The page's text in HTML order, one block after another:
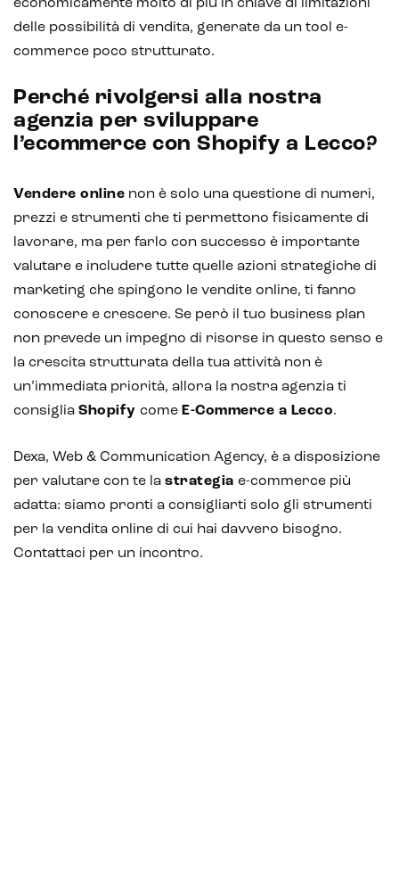
economicamente molto di più in chiave di limitazioni
delle possibilità di vendita, generate da un tool e-
commerce poco strutturato.
Perché rivolgersi alla nostra
agenzia per sviluppare
l’ecommerce con Shopify a Lecco?
Vendere online non è solo una questione di numeri,
prezzi e strumenti che ti permettono fisicamente di
lavorare, ma per farlo con successo è importante
valutare e includere tutte quelle azioni strategiche di
marketing che spingono le vendite online, ti fanno
conoscere e crescere. Se però il tuo business plan
non prevede un impegno di risorse in questo senso e
la crescita strutturata della tua attività non è
un’immediata priorità, allora la nostra agenzia ti
consiglia Shopify come E-Commerce a Lecco.
Dexa, Web & Communication Agency, è a disposizione
per valutare con te la strategia e-commerce più
adatta: siamo pronti a consigliarti solo gli strumenti
per la vendita online di cui hai davvero bisogno.
Contattaci per un incontro.